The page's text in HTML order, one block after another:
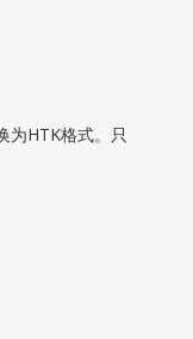
为HTK格式。只